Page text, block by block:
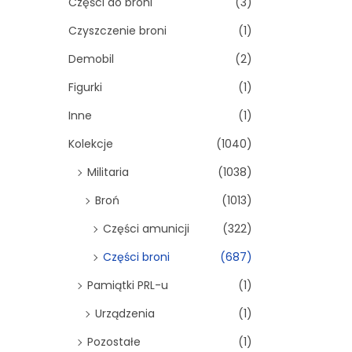
Czyszczenie broni
(1)
Demobil
(2)
Figurki
(1)
Inne
(1)
Kolekcje
(1040)
Militaria
(1038)
Broń
(1013)
Części amunicji
(322)
Części broni
(687)
Pamiątki PRL-u
(1)
Urządzenia
(1)
Pozostałe
(1)